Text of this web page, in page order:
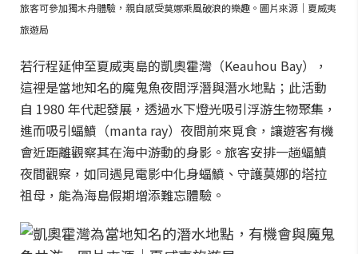
旅客可參加獨木舟體驗，親自感受莫娜乘風破浪的樂趣。圖片來源｜夏威夷
旅遊局
若行程延伸至夏威夷島的凱奧霍灣（Keauhou Bay），
這裡是當地知名的魔鬼魚夜間浮潛與潛水地點；此活動
自 1980 年代起發展，透過水下燈光吸引浮游生物聚集，
進而吸引蝠鱝（manta ray）夜間前來覓食，讓遊客有機
會近距離觀察其在海中游動的身影。旅客安排一趟蝠鱝
夜間觀察，如同遇見電影中化身蝠鱝、守護莫娜的塔拉
祖母，能為海島假期增添難忘體驗。